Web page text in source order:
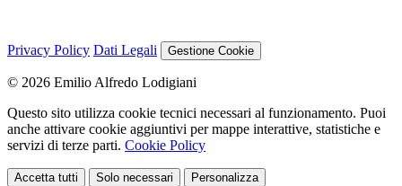
Privacy Policy Dati Legali Gestione Cookie
© 2026 Emilio Alfredo Lodigiani
Questo sito utilizza cookie tecnici necessari al funzionamento. Puoi
anche attivare cookie aggiuntivi per mappe interattive, statistiche e
servizi di terze parti. Cookie Policy
Accetta tutti Solo necessari Personalizza